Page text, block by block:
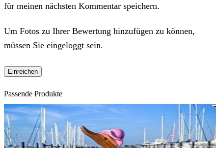
für meinen nächsten Kommentar speichern.
Um Fotos zu Ihrer Bewertung hinzufügen zu können,
müssen Sie eingeloggt sein.
Passende Produkte